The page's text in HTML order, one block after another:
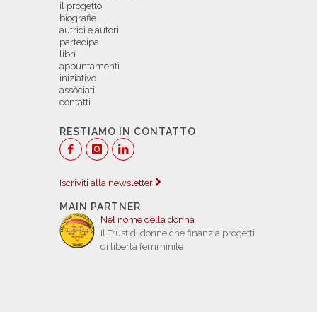
il progetto
biografie
autrici e autori
partecipa
libri
appuntamenti
iniziative
assòciati
contatti
RESTIAMO IN CONTATTO
Iscriviti alla newsletter
MAIN PARTNER
Nel nome della donna
Il Trust di donne che finanzia progetti
di libertà femminile